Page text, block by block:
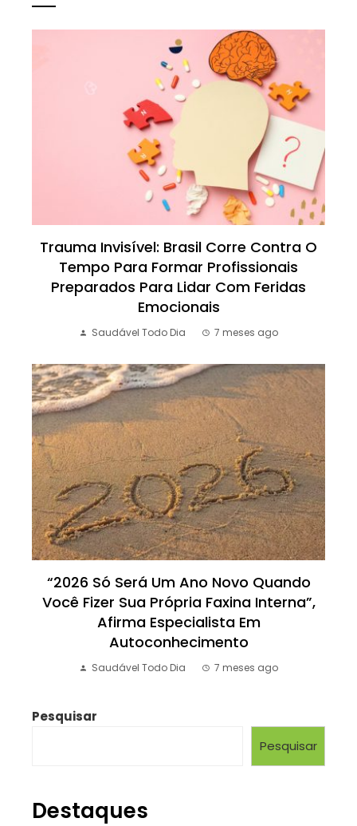
Trauma Invisível: Brasil Corre Contra O
Tempo Para Formar Profissionais
Preparados Para Lidar Com Feridas
Emocionais
Saudável Todo Dia 7 meses ago
“2026 Só Será Um Ano Novo Quando
Você Fizer Sua Própria Faxina Interna”,
Afirma Especialista Em
Autoconhecimento
Saudável Todo Dia 7 meses ago
Pesquisar
Pesquisar
Destaques